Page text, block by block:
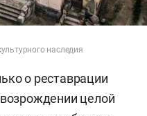
наследия
о реставрации
целой